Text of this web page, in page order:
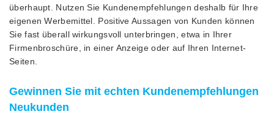
überhaupt. Nutzen Sie Kundenempfehlungen deshalb für Ihre
eigenen Werbemittel. Positive Aussagen von Kunden können
Sie fast überall wirkungsvoll unterbringen, etwa in Ihrer
Firmenbroschüre, in einer Anzeige oder auf Ihren Internet-
Seiten.
Gewinnen Sie mit echten Kundenempfehlungen
Neukunden